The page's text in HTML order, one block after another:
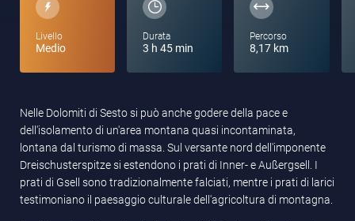
Livello
Medio
Durata
3 h 45 min
Percorso
8,17 km
Nelle Dolomiti di Sesto si può anche godere della pace e
dell'isolamento di un'area montana quasi incontaminata,
lontana dal turismo di massa. Sul versante nord dell'imponente
Dreischusterspitze si estendono i prati di Inner- e Außergsell. I
prati di Gsell sono tradizionalmente falciati, mentre i prati di larici
testimoniano il paesaggio culturale dell'agricoltura di montagna.